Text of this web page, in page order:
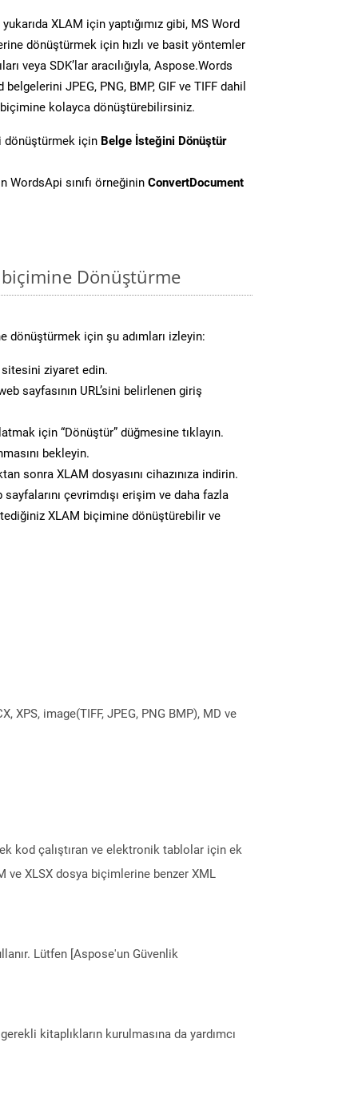
XLAM için yaptığımız gibi, MS Word
dönüştürmek için hızlı ve basit yöntemler
veya SDK’lar aracılığıyla, Aspose.Words
JPEG, PNG, BMP, GIF ve TIFF dahil
kolayca dönüştürebilirsiniz.
dönüştürmek için Belge İsteğini Dönüştür
WordsApi sınıfı örneğinin ConvertDocument
biçimine Dönüştürme
dönüştürmek için şu adımları izleyin:
ziyaret edin.
sayfasının URL’sini belirlenen giriş
için “Dönüştür” düğmesine tıklayın.
bekleyin.
sonra XLAM dosyasını cihazınıza indirin.
sayfalarını çevrimdışı erişim ve daha fazla
XLAM biçimine dönüştürebilir ve
XPS, image(TIFF, JPEG, PNG BMP), MD ve
kod çalıştıran ve elektronik tablolar için ek
ve XLSX dosya biçimlerine benzer XML
Lütfen [Aspose'un Güvenlik
kitaplıkların kurulmasına da yardımcı